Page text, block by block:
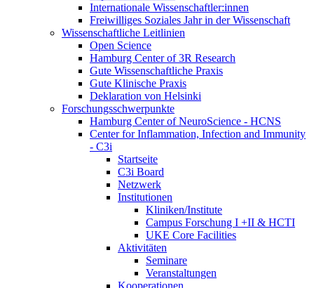
Internationale Wissenschaftler:innen
Freiwilliges Soziales Jahr in der Wissenschaft
Wissenschaftliche Leitlinien
Open Science
Hamburg Center of 3R Research
Gute Wissenschaftliche Praxis
Gute Klinische Praxis
Deklaration von Helsinki
Forschungsschwerpunkte
Hamburg Center of NeuroScience - HCNS
Center for Inflammation, Infection and Immunity
- C3i
Startseite
C3i Board
Netzwerk
Institutionen
Kliniken/Institute
Campus Forschung I +II & HCTI
UKE Core Facilities
Aktivitäten
Seminare
Veranstaltungen
Kooperationen